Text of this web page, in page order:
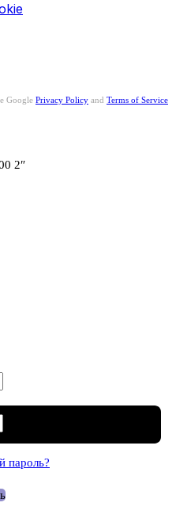
Google Privacy Policy and Terms of Service
2″
пароль?